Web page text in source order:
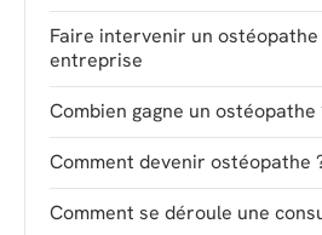
Faire intervenir un
entreprise
Combien gagne un ostéopathe
Comment devenir ostéopathe
Comment se déroule une